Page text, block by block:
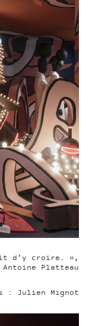
d’y croire. »,
Antoine Platteau
: Julien Mignot